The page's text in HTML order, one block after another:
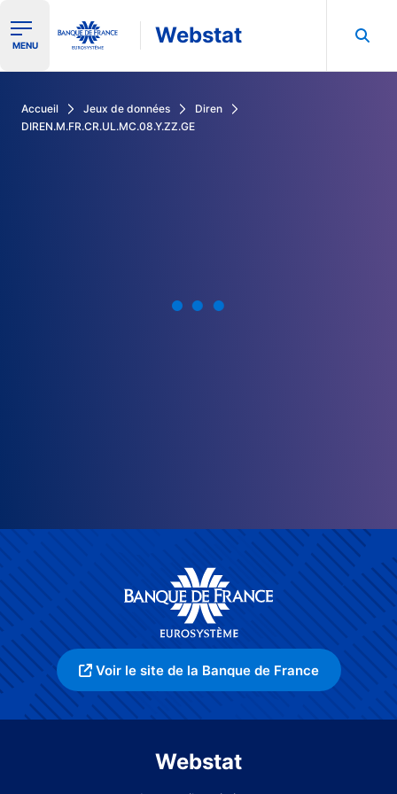
Ouvrir le menu de navigation
MENU Webstat
Accueil Jeux de données
Diren
DIREN.M.FR.CR.UL.MC.08.Y.ZZ.GE
Voir le site de la Banque de France
Webstat